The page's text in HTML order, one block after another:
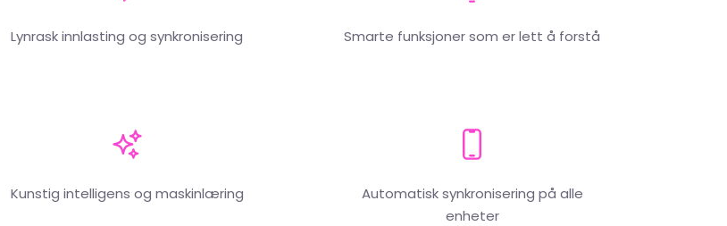
Lynrask innlasting og synkronisering Smarte funksjoner som er lett å forstå
Kunstig intelligens og maskinlæring
Automatisk synkronisering på alle
enheter